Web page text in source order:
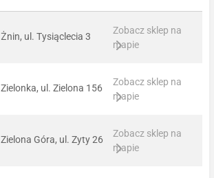
Żnin, ul. Tysiąclecia 3
Zobacz sklep na
mapie
Zielonka, ul. Zielona 156
Zobacz sklep na
mapie
Zielona Góra, ul. Zyty 26
Zobacz sklep na
mapie